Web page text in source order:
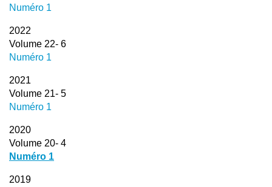
Numéro 1
2022
Volume 22- 6
Numéro 1
2021
Volume 21- 5
Numéro 1
2020
Volume 20- 4
Numéro 1
2019